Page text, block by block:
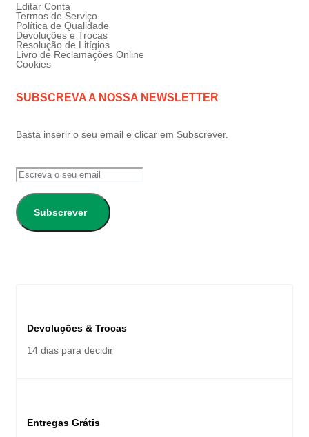
Editar Conta
Termos de Serviço
Política de Qualidade
Devoluções e Trocas
Resolução de Litígios
Livro de Reclamações Online
Cookies
SUBSCREVA A NOSSA NEWSLETTER
Basta inserir o seu email e clicar em Subscrever.
Subscrever
Devoluções & Trocas
14 dias para decidir
Entregas Grátis